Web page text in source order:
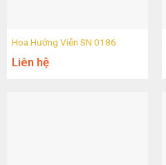
Hoa Hướng Viễn SN 0186
Liên hệ